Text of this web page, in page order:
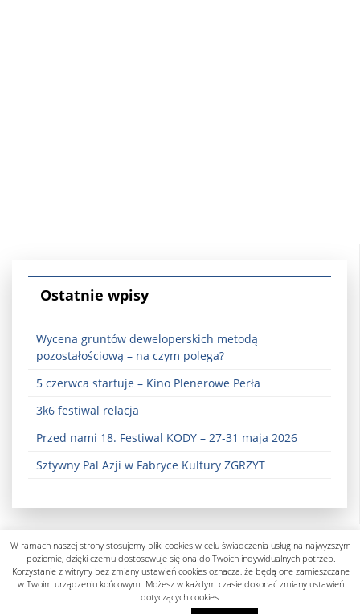
Ostatnie wpisy
Wycena gruntów deweloperskich metodą
pozostałościową – na czym polega?
5 czerwca startuje – Kino Plenerowe Perła
3k6 festiwal relacja
Przed nami 18. Festiwal KODY – 27-31 maja 2026
Sztywny Pal Azji w Fabryce Kultury ZGRZYT
W ramach naszej strony stosujemy pliki cookies w celu świadczenia usług na najwyższym
poziomie, dzięki czemu dostosowuje się ona do Twoich indywidualnych potrzeb.
Korzystanie z witryny bez zmiany ustawień cookies oznacza, że będą one zamieszczane
w Twoim urządzeniu końcowym. Możesz w każdym czasie dokonać zmiany ustawień
dotyczących cookies.